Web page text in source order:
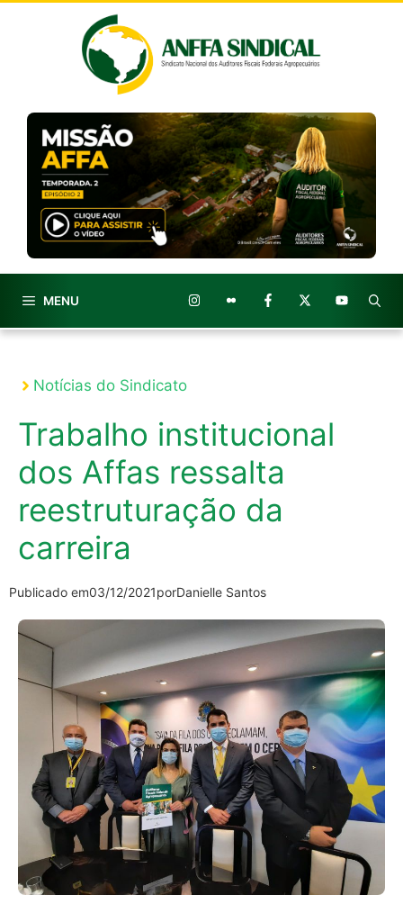
MENU
Notícias do Sindicato
Trabalho institucional
dos Affas ressalta
reestruturação da
carreira
Publicado em03/12/2021porDanielle Santos